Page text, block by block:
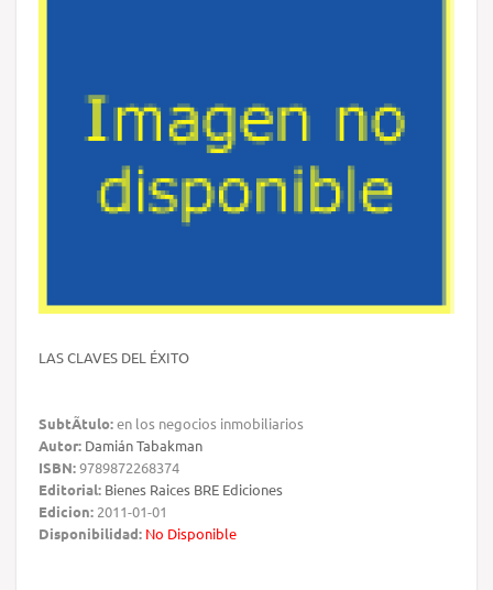
LAS CLAVES DEL ÉXITO
SubtÃ­tulo:en los negocios inmobiliarios
Autor: Damián Tabakman
ISBN:9789872268374
Editorial: Bienes Raices BRE Ediciones
Edicion: 2011-01-01
Disponibilidad: No Disponible